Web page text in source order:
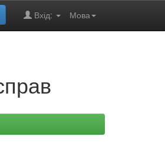
Мова
Вхід: